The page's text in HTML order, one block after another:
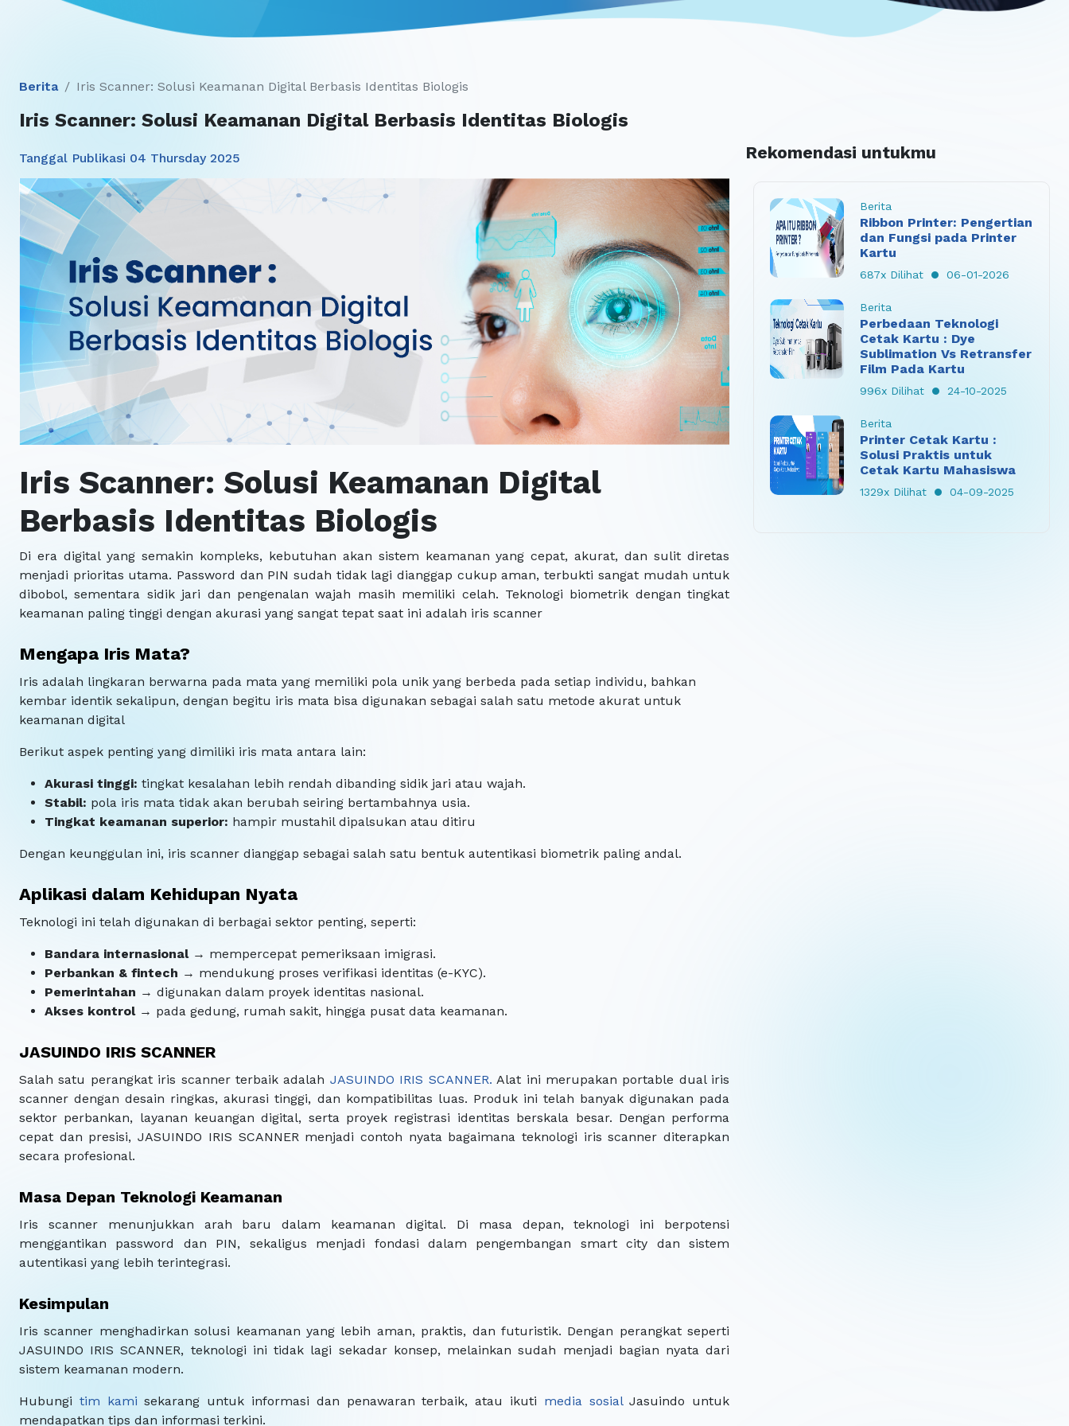
Berita Iris Scanner: Solusi Keamanan Digital Berbasis Identitas Biologis
Iris Scanner: Solusi Keamanan Digital Berbasis Identitas Biologis
Tanggal Publikasi 04 Thursday 2025
Iris Scanner: Solusi Keamanan Digital
Berbasis Identitas Biologis
Di era digital yang semakin kompleks, kebutuhan akan sistem keamanan yang cepat, akurat, dan sulit diretas
menjadi prioritas utama. Password dan PIN sudah tidak lagi dianggap cukup aman, terbukti sangat mudah untuk
dibobol, sementara sidik jari dan pengenalan wajah masih memiliki celah. Teknologi biometrik dengan tingkat
keamanan paling tinggi dengan akurasi yang sangat tepat saat ini adalah iris scanner
Mengapa Iris Mata?
Iris adalah lingkaran berwarna pada mata yang memiliki pola unik yang berbeda pada setiap individu, bahkan
kembar identik sekalipun, dengan begitu iris mata bisa digunakan sebagai salah satu metode akurat untuk
keamanan digital
Berikut aspek penting yang dimiliki iris mata antara lain:
Akurasi tinggi: tingkat kesalahan lebih rendah dibanding sidik jari atau wajah.
Stabil: pola iris mata tidak akan berubah seiring bertambahnya usia.
Tingkat keamanan superior: hampir mustahil dipalsukan atau ditiru
Dengan keunggulan ini, iris scanner dianggap sebagai salah satu bentuk autentikasi biometrik paling andal.
Aplikasi dalam Kehidupan Nyata
Teknologi ini telah digunakan di berbagai sektor penting, seperti:
Bandara internasional→ mempercepat pemeriksaan imigrasi.
Perbankan & fintech → mendukung proses verifikasi identitas (e-KYC).
Pemerintahan → digunakan dalam proyek identitas nasional.
Akses kontrol→ pada gedung, rumah sakit, hingga pusat data keamanan.
JASUINDO IRIS SCANNER
Salah satu perangkat iris scanner terbaik adalah JASUINDO IRIS SCANNER. Alat ini merupakan portable dual iris
scanner dengan desain ringkas, akurasi tinggi, dan kompatibilitas luas. Produk ini telah banyak digunakan pada
sektor perbankan, layanan keuangan digital, serta proyek registrasi identitas berskala besar. Dengan performa
cepat dan presisi, JASUINDO IRIS SCANNER menjadi contoh nyata bagaimana teknologi iris scanner diterapkan
secara profesional.
Masa Depan Teknologi Keamanan
Iris scanner menunjukkan arah baru dalam keamanan digital. Di masa depan, teknologi ini berpotensi
menggantikan password dan PIN, sekaligus menjadi fondasi dalam pengembangan smart city dan sistem
autentikasi yang lebih terintegrasi.
Kesimpulan
Iris scanner menghadirkan solusi keamanan yang lebih aman, praktis, dan futuristik. Dengan perangkat seperti
JASUINDO IRIS SCANNER, teknologi ini tidak lagi sekadar konsep, melainkan sudah menjadi bagian nyata dari
sistem keamanan modern.
Hubungi tim kami sekarang untuk informasi dan penawaran terbaik, atau ikuti media sosialJasuindo untuk
mendapatkan tips dan informasi terkini.
Rekomendasi untukmu
Berita
Ribbon Printer: Pengertian
dan Fungsi pada Printer
Kartu
687x Dilihat 06-01-2026
Berita
Perbedaan Teknologi
Cetak Kartu : Dye
Sublimation Vs Retransfer
Film Pada Kartu
996x Dilihat 24-10-2025
Berita
Printer Cetak Kartu :
Solusi Praktis untuk
Cetak Kartu Mahasiswa
1329x Dilihat 04-09-2025